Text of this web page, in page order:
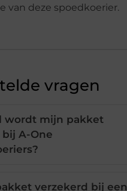
van deze spoedkoerier.
vragen
wordt mijn pakket
A-One
verzekerd bij een